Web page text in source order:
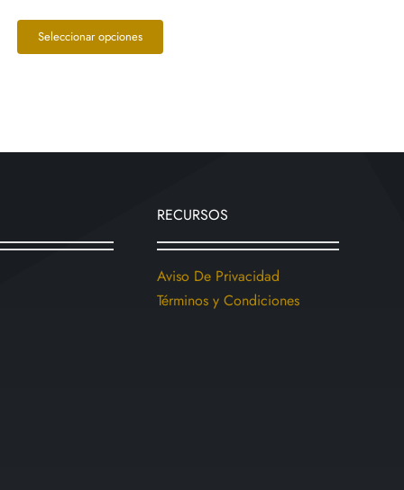
Seleccionar opciones
producto
Las
pueden
elegir
en
la
RECURSOS
Aviso De Privacidad
Términos y Condiciones